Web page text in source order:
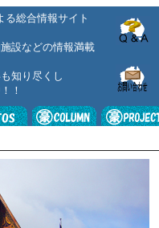
る総合情報サイト
設などの情報満載
知り尽くし
！